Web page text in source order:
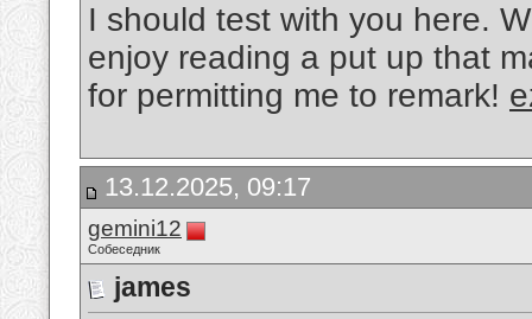
I should test with you here.
enjoy reading a put up that
for permitting me to remark!
13.12.2025, 09:17
gemini12
Собеседник
james